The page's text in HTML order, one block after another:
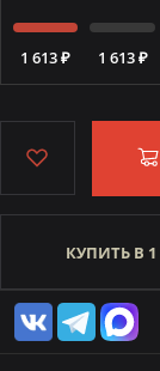
1 613 ₽ 1 613 ₽
КУПИТЬ В